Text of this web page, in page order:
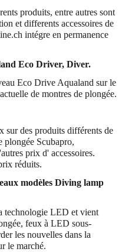
produits, entre autres sont
et differents accessoires de
intégre en permanence
Eco Driver, Diver.
Eco Drive Aqualand sur le
de montres de plongée.
sur des produits différents de
plongée Scubapro,
prix d' accessoires.
réduits.
modèles Diving lamp
technologie LED et vient
feux à LED sous-
les nouvelles dans la
le marché.